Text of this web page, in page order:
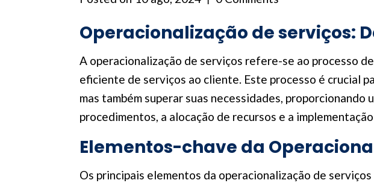
Operacionalização de serviços:
A operacionalização de serviços refere-se ao processo
eficiente de serviços ao cliente. Este processo é crucial
mas também superar suas necessidades,
procedimentos, a alocação de recursos e a
Elementos-chave da
Os principais elementos da operacionalização de